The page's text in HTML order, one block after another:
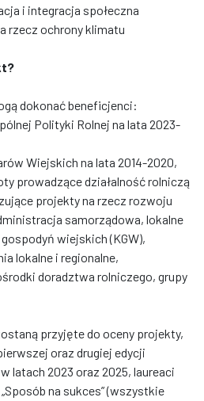
i integracja społeczna
rzecz ochrony klimatu
dokonać beneficjenci:
Polityki Rolnej na lata 2023-
Wiejskich na lata 2014-2020,
prowadzące działalność rolniczą
projekty na rzecz rozwoju
samorządowa, lokalne
gospodyń wiejskich (KGW),
lokalne i regionalne,
doradztwa rolniczego, grupy
przyjęte do oceny projekty,
oraz drugiej edycji
latach 2023 oraz 2025, laureaci
na sukces” (wszystkie